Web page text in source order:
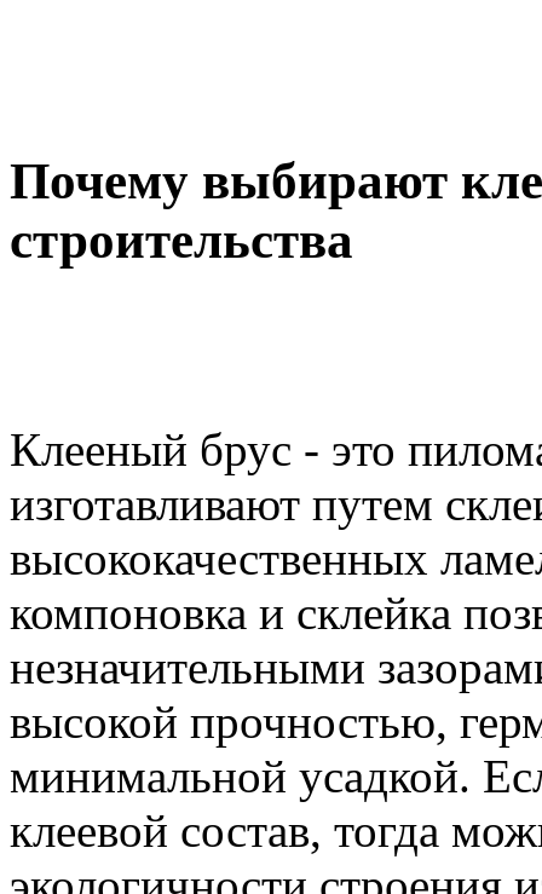
Почему выбирают
строительства
Клееный брус - это
изготавливают путем
высококачественных
компоновка и склейка
незначительными
высокой прочностью,
минимальной усадкой.
клеевой состав, тогда